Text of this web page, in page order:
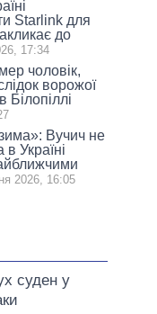
Starlink для
до
17:34
чоловік,
ворожої
Білопіллі
Вучич не
в Україні
2026, 16:05
суден у